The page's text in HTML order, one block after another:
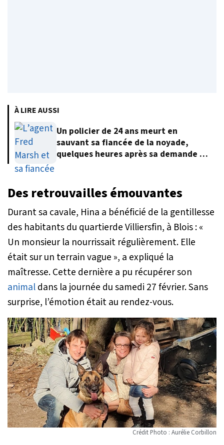
À LIRE AUSSI
Un policier de 24 ans meurt en
sauvant sa fiancée de la noyade,
quelques heures après sa demande en
Des retrouvailles émouvantes
Durant sa cavale, Hina a bénéficié de la gentillesse
des habitants du quartierde Villiersfin, à Blois :«
Un monsieur la nourrissait régulièrement. Elle
était sur un terrain vague », a expliqué la
maîtresse. Cette dernière a pu récupérer son
animaldans la journée du samedi 27 février. Sans
surprise, l’émotion était au rendez-vous.
Crédit Photo : Aurélie Corbillon